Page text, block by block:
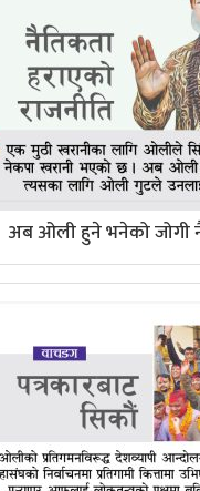
अब ओली हुने भनेको जोगी